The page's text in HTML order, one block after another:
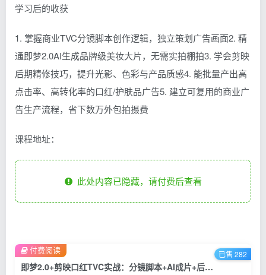
学习后的收获
1. 掌握商业TVC分镜脚本创作逻辑，独立策划广告画面2. 精
通即梦2.0AI生成品牌级美妆大片，无需实拍棚拍3. 学会剪映
后期精修技巧，提升光影、色彩与产品质感4. 能批量产出高
点击率、高转化率的口红/护肤品广告5. 建立可复用的商业广
告生产流程，省下数万外包拍摄费
课程地址：
此处内容已隐藏，请付费后查看
即梦2.0+剪映口红TVC实战：分镜脚本+AI成片+后期精修，零基础打造品牌级广告
付费阅读 已售 282